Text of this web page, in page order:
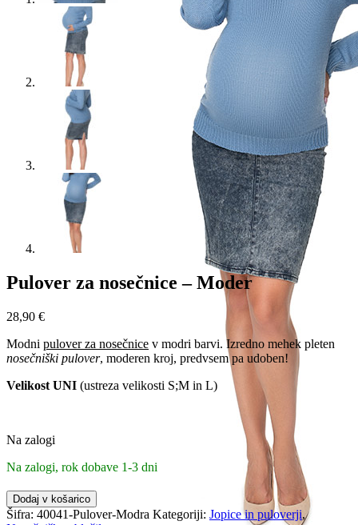
Pulover za nosečnice – Moder
28,90 €
Modni pulover za nosečnice v modri barvi. Izredno mehek pleten
nosečniški pulover, moderen kroj, predvsem pa udoben!
Velikost UNI (ustreza velikosti S;M in L)
Na zalogi
Na zalogi, rok dobave 1-3 dni
Pulover
za
Dodaj v košarico
Šifra: 40041-Pulover-Modra Kategoriji: Jopice in puloverji,